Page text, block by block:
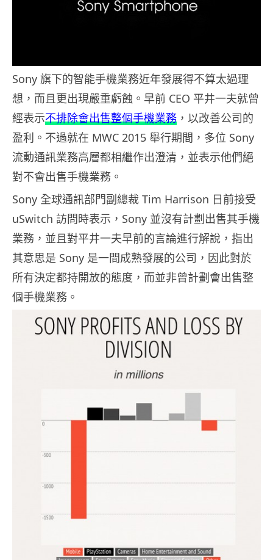
Sony 旗下的智能手機業務近年發展得不算太過理
想，而且更出現嚴重虧蝕。早前 CEO 平井一夫就曾
經表示不排除會出售整個手機業務 ，以改善公司的
盈利。不過就在 MWC 2015 舉行期間，多位 Sony
流動通訊業務高層都相繼作出澄清，並表示他們絕
對不會出售手機業務。
Sony 全球通訊部門副總裁 Tim Harrison 日前接受
uSwitch 訪問時表示，Sony 並沒有計劃出售其手機
業務，並且對平井一夫早前的言論進行解說，指出
其意思是 Sony 是一間成熟發展的公司，因此對於
所有決定都持開放的態度，而並非曾計劃會出售整
個手機業務。